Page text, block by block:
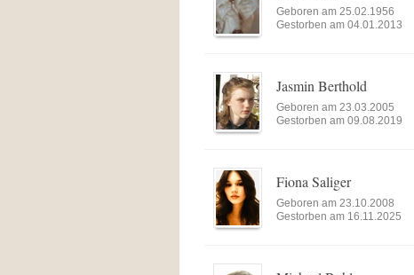
Geboren am 25.02.1956
Gestorben am 04.01.2013
Jasmin Berthold
Geboren am 23.03.2005
Gestorben am 09.08.2019
Fiona Saliger
Geboren am 23.10.2008
Gestorben am 16.11.2025